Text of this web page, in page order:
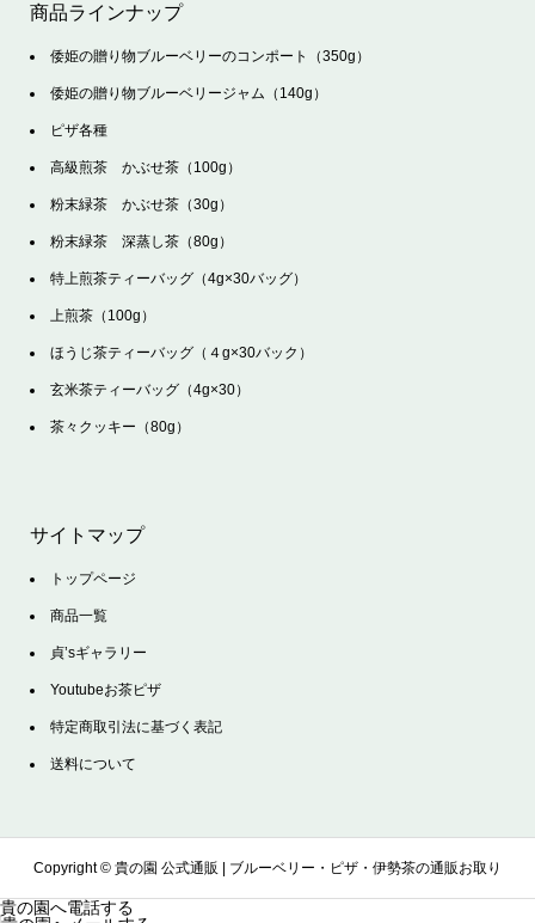
商品ラインナップ
倭姫の贈り物ブルーベリーのコンポート（350g）
倭姫の贈り物ブルーベリージャム（140g）
ピザ各種
高級煎茶 かぶせ茶（100g）
粉末緑茶 かぶせ茶（30g）
粉末緑茶 深蒸し茶（80g）
特上煎茶ティーバッグ（4g×30バッグ）
上煎茶（100g）
ほうじ茶ティーバッグ（４g×30バック）
玄米茶ティーバッグ（4g×30）
茶々クッキー（80g）
サイトマップ
トップページ
商品一覧
貞’sギャラリー
Youtubeお茶ピザ
特定商取引法に基づく表記
送料について
Copyright © 貴の園 公式通販 | ブルーベリー・ピザ・伊勢茶の通販お取り
貴の園へ電話する